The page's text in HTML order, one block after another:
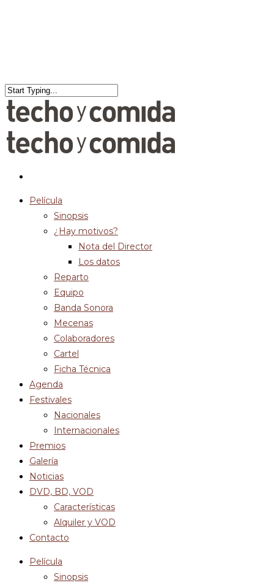
Película
Sinopsis
¿Hay motivos?
Nota del Director
Los datos
Reparto
Equipo
Banda Sonora
Mecenas
Colaboradores
Cartel
Ficha Técnica
Agenda
Festivales
Nacionales
Internacionales
Premios
Galería
Noticias
DVD, BD, VOD
Características
Alquiler y VOD
Contacto
Película
Sinopsis